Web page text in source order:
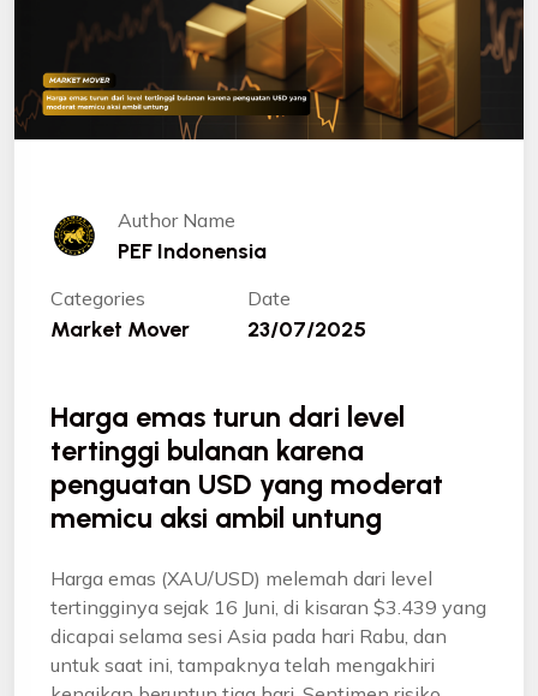
Author Name
PEF Indonensia
Categories
Market Mover
Date
23/07/2025
Harga emas turun dari level
tertinggi bulanan karena
penguatan USD yang moderat
memicu aksi ambil untung
Harga emas (XAU/USD) melemah dari level
tertingginya sejak 16 Juni, di kisaran $3.439 yang
dicapai selama sesi Asia pada hari Rabu, dan
untuk saat ini, tampaknya telah mengakhiri